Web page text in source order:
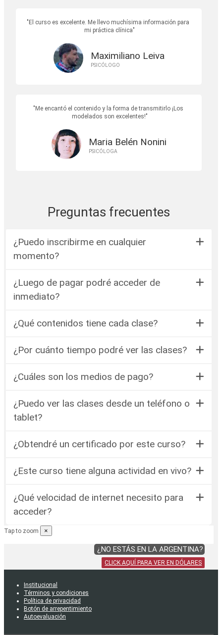
El curso es excelente. Me llevo muchísima información para
mi práctica clínica
Maximiliano Leiva
PSICÓLOGO
Me encantó el contenido y la forma de transmitirlo ¡Los
modelados son excelentes!
Maria Belén Nonini
PSICÓLOGA
Preguntas frecuentes
¿Puedo inscribirme en cualquier
momento?
¿Luego de pagar podré acceder de
inmediato?
¿Qué contenidos tiene cada clase?
¿Por cuánto tiempo podré ver las clases?
¿Cuáles son los medios de pago?
¿Puedo ver las clases desde un teléfono o
tablet?
¿Obtendré un certificado por este curso?
¿Este curso tiene alguna actividad en vivo?
¿Qué velocidad de internet necesito para
acceder?
Tap to zoom ×
¿NO ESTÁS EN LA ARGENTINA?
CLICK AQUÍ PARA VER EN DÓLARES
Institucional
Términos y condiciones
Política de privacidad
Botón de arrepentimiento
Autoevaluación